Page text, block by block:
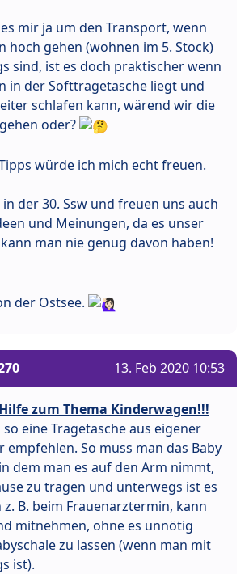
mir ja um den Transport, wenn
hoch gehen (wohnen im 5. Stock)
sind, ist es doch praktischer wenn
in der Softtragetasche liegt und
schlafen kann, wärend wir die
oder?
würde ich mich echt freuen.
der 30. Ssw und freuen uns auch
und Meinungen, da es unser
man nie genug davon haben!
der Ostsee.
13. Feb 2020 10:53
zum Thema Kinderwagen!!!
eine Tragetasche aus eigener
empfehlen. So muss man das Baby
dem man es auf den Arm nimmt,
zu tragen und unterwegs ist es
B. beim Frauenarztermin, kann
mitnehmen, ohne es unnötig
zu lassen (wenn man mit
ist).